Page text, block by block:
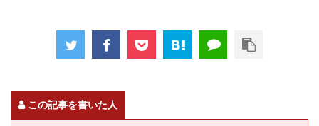
この記事を書いた人